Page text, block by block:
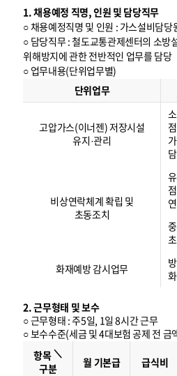
1. 채용예정 직명, 인원 및 담당직무
○ 채용예정직명 및 인원 : 가스설비담당
○ 담당직무 : 철도교통관제센터의 소
위해방지에 관한 전반적인 업무를 담당
○ 업무내용(단위업무별)
무
단위업무
고압가스(이너젠) 저장시설
유지·관리
비상연락체계 확립 및
초동조치
화재예방 감시업무
2. 근무형태 및 보수
○ 근무형태 : 주5일, 1일 8시간 근무
○ 보수수준(세금 및 4대보험 공제 전 금
항목＼
구분
월 기본급 급식비